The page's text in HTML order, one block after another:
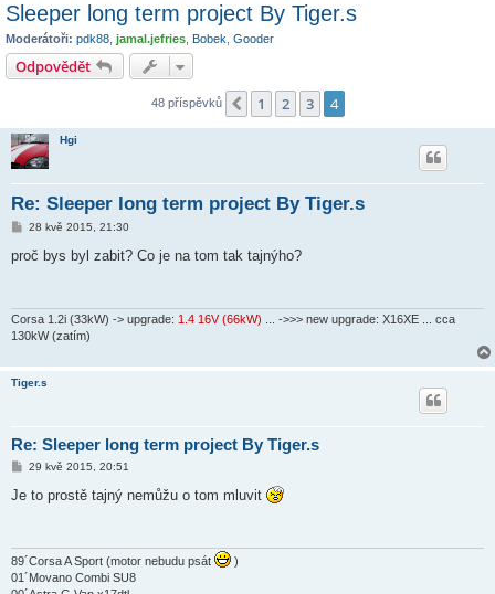
Sleeper long term project By Tiger.s
Moderátoři: pdk88 jamal.jefries Bobek Gooder
Odpovědět
48 příspěvků Předchozí
1 2 3 4
Hgi
Re: Sleeper long term project By Tiger.s
P
í
e
k
28 kvě 2015, 21:30
proč bys byl zabit? Co je na tom tak tajnýho?
Corsa 1.2i (33kW) -> upgrade: 1.4 16V (66kW) ... ->>> new upgrade: X16XE ... cca
130kW (zatím)
Tiger.s
Re: Sleeper long term project By Tiger.s
P
í
e
k
29 kvě 2015, 20:51
Je to prostě tajný nemůžu o tom mluvit
89´Corsa A Sport (motor nebudu psát
)
01´Movano Combi SU8